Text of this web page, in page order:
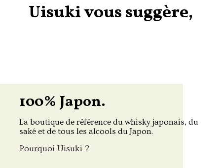
Uisuki vous suggère,
100% Japon.
La boutique de référence du whisky japonais, du
saké et de tous les alcools du Japon.
Pourquoi Uisuki ?